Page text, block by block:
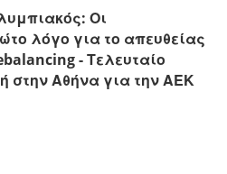
Οι
λόγο για το απευθείας
- Τελευταίο
στην Αθήνα για την ΑΕΚ